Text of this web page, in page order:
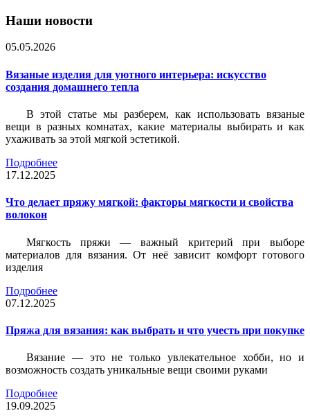
Наши новости
05.05.2026
Вязаные изделия для уютного интерьера: искусство
создания домашнего тепла
В этой статье мы разберем, как использовать вязаные
вещи в разных комнатах, какие материалы выбирать и как
ухаживать за этой мягкой эстетикой.
Подробнее
17.12.2025
Что делает пряжу мягкой: факторы мягкости и свойства
волокон
Мягкость пряжи — важный критерий при выборе
материалов для вязания. От неё зависит комфорт готового
изделия
Подробнее
07.12.2025
Пряжа для вязания: как выбрать и что учесть при покупке
Вязание — это не только увлекательное хобби, но и
возможность создать уникальные вещи своими руками
Подробнее
19.09.2025